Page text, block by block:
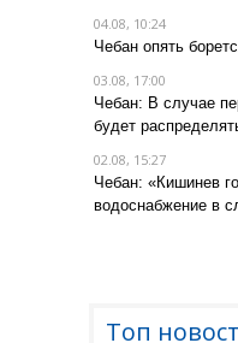
04.08, 10:24
Чебан опять
03.08, 17:00
Чебан: В случае
будет
02.08, 15:27
Чебан: «Кишинев
водоснабжение в
Топ